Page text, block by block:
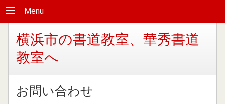
Menu
横浜市の書道教室、華秀書道
教室へ
お問い合わせ